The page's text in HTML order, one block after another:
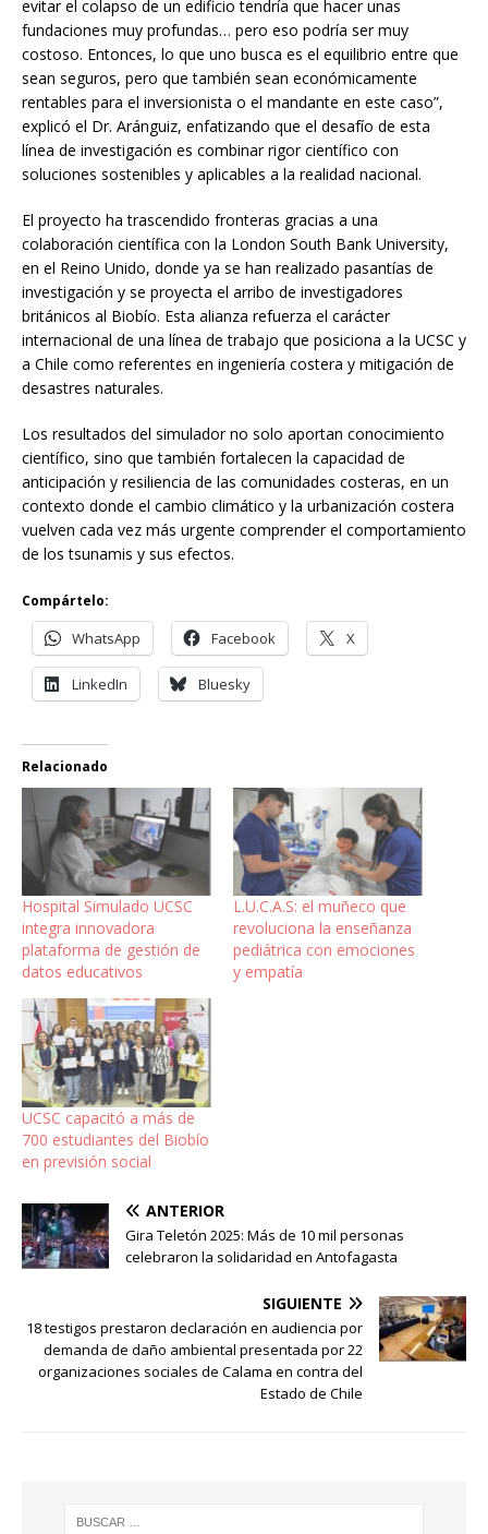
evitar el colapso de un edificio tendría que hacer unas
fundaciones muy profundas… pero eso podría ser muy
costoso. Entonces, lo que uno busca es el equilibrio entre que
sean seguros, pero que también sean económicamente
rentables para el inversionista o el mandante en este caso”,
explicó el Dr. Aránguiz, enfatizando que el desafío de esta
línea de investigación es combinar rigor científico con
soluciones sostenibles y aplicables a la realidad nacional.
El proyecto ha trascendido fronteras gracias a una
colaboración científica con la London South Bank University,
en el Reino Unido, donde ya se han realizado pasantías de
investigación y se proyecta el arribo de investigadores
británicos al Biobío. Esta alianza refuerza el carácter
internacional de una línea de trabajo que posiciona a la UCSC y
a Chile como referentes en ingeniería costera y mitigación de
desastres naturales.
Los resultados del simulador no solo aportan conocimiento
científico, sino que también fortalecen la capacidad de
anticipación y resiliencia de las comunidades costeras, en un
contexto donde el cambio climático y la urbanización costera
vuelven cada vez más urgente comprender el comportamiento
de los tsunamis y sus efectos.
Compártelo:
WhatsApp Facebook X
LinkedIn Bluesky
Relacionado
Hospital Simulado UCSC
integra innovadora
plataforma de gestión de
datos educativos
L.U.C.A.S: el muñeco que
revoluciona la enseñanza
pediátrica con emociones
y empatía
UCSC capacitó a más de
700 estudiantes del Biobío
en previsión social
ANTERIOR
Gira Teletón 2025: Más de 10 mil personas
celebraron la solidaridad en Antofagasta
SIGUIENTE
18 testigos prestaron declaración en audiencia por
demanda de daño ambiental presentada por 22
organizaciones sociales de Calama en contra del
Estado de Chile